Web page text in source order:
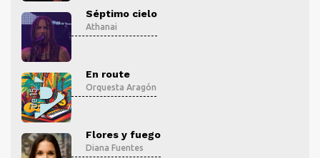
Séptimo cielo
Athanai
En route
Orquesta Aragón
Flores y fuego
Diana Fuentes